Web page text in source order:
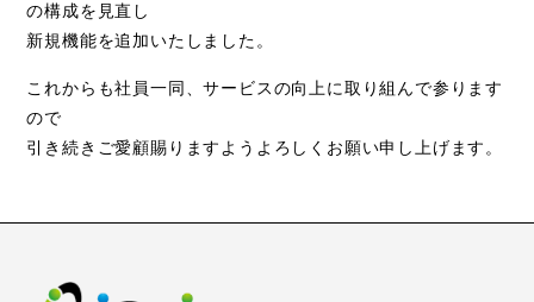
の構成を見直し
新規機能を追加いたしました。
これからも社員一同、サービスの向上に取り組んで参ります
ので
引き続きご愛顧賜りますようよろしくお願い申し上げます。